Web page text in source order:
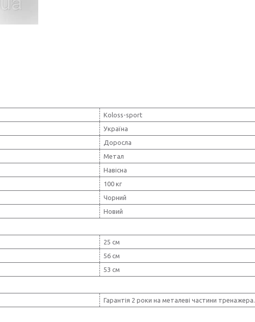
Koloss-sport
Україна
Доросла
Метал
Навісна
100 кг
Чорний
Новий
25 см
56 см
53 см
Гарантія 2 роки на металеві частини тренажера.